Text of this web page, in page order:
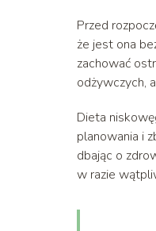
Przed
że jest ona
zachować
odżywczych,
Dieta
planowania i
dbając o
w razie